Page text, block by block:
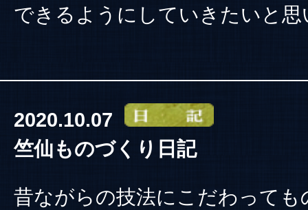
できるようにしていきたいと思
2020.10.07
竺仙ものづくり日記
昔ながらの技法にこだわっても